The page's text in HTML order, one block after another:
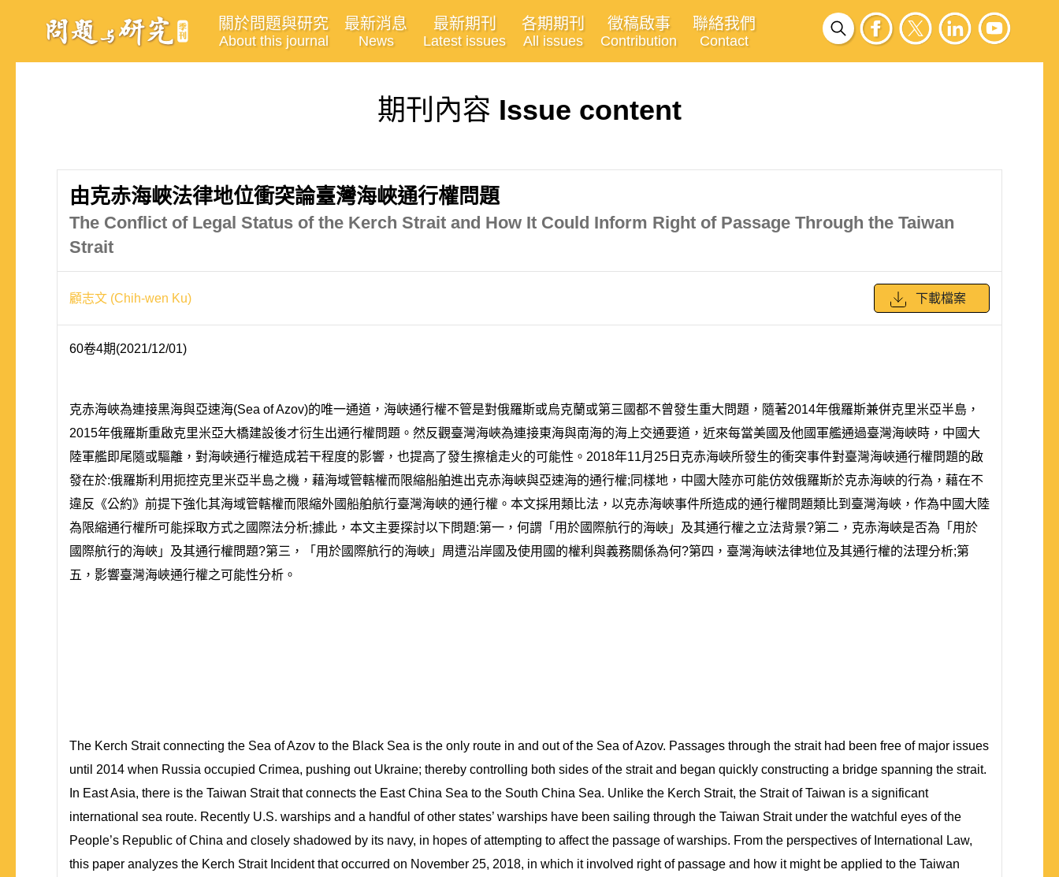
關於問題與研究
About this journal
最新消息
News
最新期刊
Latest issues
各期期刊
All issues
徵稿啟事
Contribution
聯絡我們
Contact
期刊內容 Issue content
由克赤海峽法律地位衝突論臺灣海峽通行權問題
The Conflict of Legal Status of the Kerch Strait and How It Could Inform Right of Passage Through the Taiwan
Strait
顧志文 (Chih-wen Ku) 下載檔案
60卷4期(2021/12/01)
克赤海峽為連接黑海與亞速海(Sea of Azov)的唯一通道，海峽通行權不管是對俄羅斯或烏克蘭或第三國都不曾發生重大問題，隨著2014年俄羅斯兼併克里米亞半島，
2015年俄羅斯重啟克里米亞大橋建設後才衍生出通行權問題。然反觀臺灣海峽為連接東海與南海的海上交通要道，近來每當美國及他國軍艦通過臺灣海峽時，中國大
陸軍艦即尾隨或驅離，對海峽通行權造成若干程度的影響，也提高了發生擦槍走火的可能性。2018年11月25日克赤海峽所發生的衝突事件對臺灣海峽通行權問題的啟
發在於:俄羅斯利用扼控克里米亞半島之機，藉海域管轄權而限縮船舶進出克赤海峽與亞速海的通行權;同樣地，中國大陸亦可能仿效俄羅斯於克赤海峽的行為，藉在不
違反《公約》前提下強化其海域管轄權而限縮外國船舶航行臺灣海峽的通行權。本文採用類比法，以克赤海峽事件所造成的通行權問題類比到臺灣海峽，作為中國大陸
為限縮通行權所可能採取方式之國際法分析;據此，本文主要探討以下問題:第一，何謂「用於國際航行的海峽」及其通行權之立法背景?第二，克赤海峽是否為「用於
國際航行的海峽」及其通行權問題?第三，「用於國際航行的海峽」周遭沿岸國及使用國的權利與義務關係為何?第四，臺灣海峽法律地位及其通行權的法理分析;第
五，影響臺灣海峽通行權之可能性分析。
The Kerch Strait connecting the Sea of Azov to the Black Sea is the only route in and out of the Sea of Azov. Passages through the strait had been free of major issues
until 2014 when Russia occupied Crimea, pushing out Ukraine; thereby controlling both sides of the strait and began quickly constructing a bridge spanning the strait.
In East Asia, there is the Taiwan Strait that connects the East China Sea to the South China Sea. Unlike the Kerch Strait, the Strait of Taiwan is a significant
international sea route. Recently U.S. warships and a handful of other states’ warships have been sailing through the Taiwan Strait under the watchful eyes of the
People’s Republic of China and closely shadowed by its navy, in hopes of attempting to affect the passage of warships. From the perspectives of International Law,
this paper analyzes the Kerch Strait Incident that occurred on November 25, 2018, in which it involved right of passage and how it might be applied to the Taiwan